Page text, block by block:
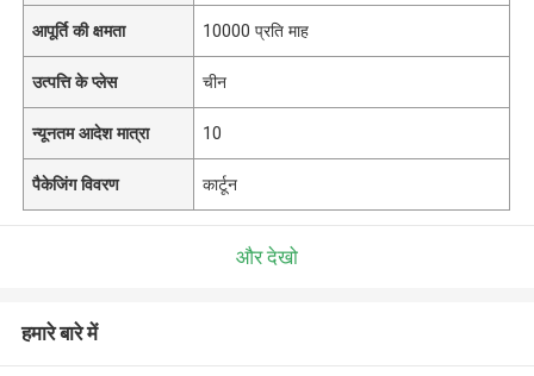
आपूर्ति की क्षमता 10000 प्रति माह
उत्पत्ति के प्लेस चीन
न्यूनतम आदेश मात्रा 10
पैकेजिंग विवरण कार्टून
और देखो
हमारे बारे में